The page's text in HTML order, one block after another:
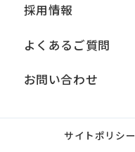
採用情報
よくあるご質問
お問い合わせ
サイトポリシー